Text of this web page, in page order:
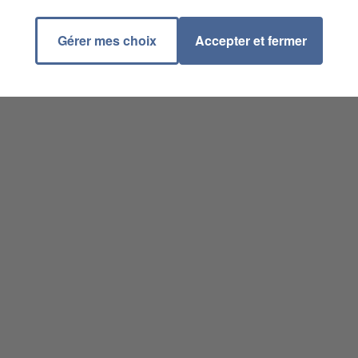
LeblondGérer mes choix Accepter et fermer